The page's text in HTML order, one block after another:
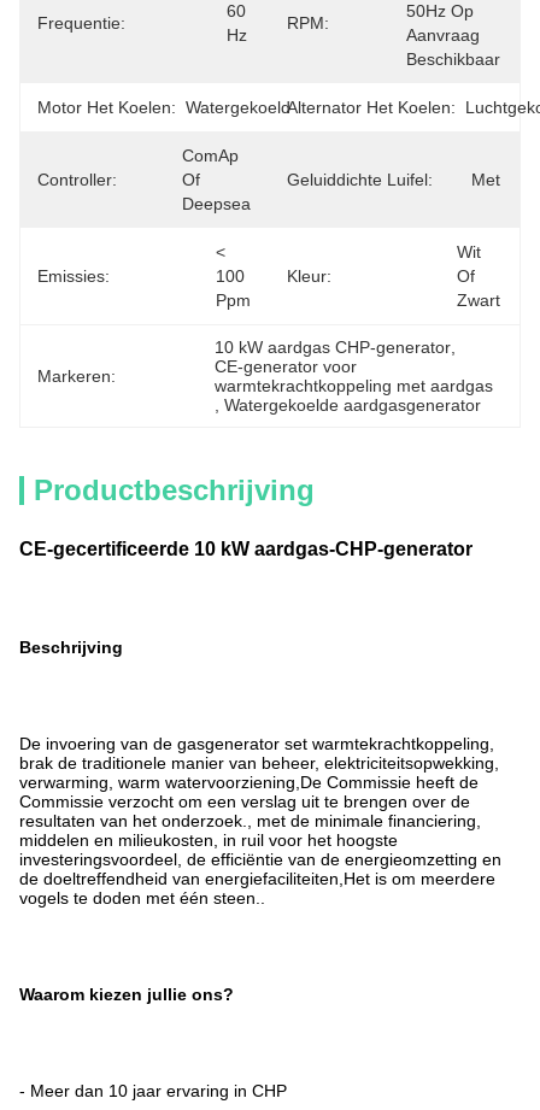
Frequentie:
60
Hz
RPM:
50Hz Op
Aanvraag
Beschikbaar
Motor Het Koelen: WatergekoeldAlternator Het Koelen:
Controller:
ComAp
Of
Deepsea
Geluiddichte Luifel: Met
Emissies:
<
100
Ppm
Kleur:
Wit
Of
Zwart
Markeren:
10 kW aardgas CHP-generator
CE-generator voor
warmtekrachtkoppeling met aardgas
, Watergekoelde aardgasgenerator
Productbeschrijving
CE-gecertificeerde 10 kW aardgas-CHP-generator
Beschrijving
De invoering van de gasgenerator set warmtekrachtkoppeling,
brak de traditionele manier van beheer, elektriciteitsopwekking,
verwarming, warm watervoorziening,De Commissie heeft de
Commissie verzocht om een verslag uit te brengen over de
resultaten van het onderzoek., met de minimale financiering,
middelen en milieukosten, in ruil voor het hoogste
investeringsvoordeel, de efficiëntie van de energieomzetting en
de doeltreffendheid van energiefaciliteiten,Het is om meerdere
vogels te doden met één steen..
Waarom kiezen jullie ons?
- Meer dan 10 jaar ervaring in CHP